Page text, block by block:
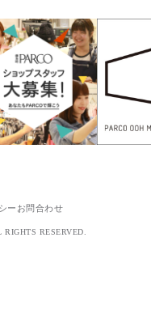
ー お問合わせ
RESERVED.